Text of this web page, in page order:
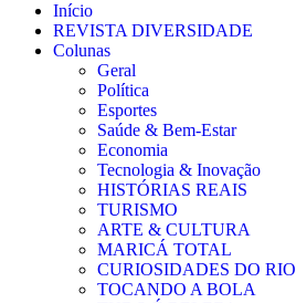
Início
REVISTA DIVERSIDADE
Colunas
Geral
Política
Esportes
Saúde & Bem-Estar
Economia
Tecnologia & Inovação
HISTÓRIAS REAIS
TURISMO
ARTE & CULTURA
MARICÁ TOTAL
CURIOSIDADES DO RIO
TOCANDO A BOLA